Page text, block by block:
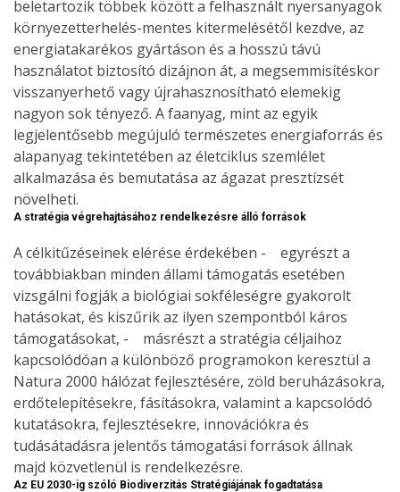
beletartozik többek között a felhasznált nyersanyagok
környezetterhelés-mentes kitermelésétől kezdve, az
energiatakarékos gyártáson és a hosszú távú
használatot biztosító dizájnon át, a megsemmisítéskor
visszanyerhető vagy újrahasznosítható elemekig
nagyon sok tényező. A faanyag, mint az egyik
legjelentősebb megújuló természetes energiaforrás és
alapanyag tekintetében az életciklus szemlélet
alkalmazása és bemutatása az ágazat presztízsét
növelheti.
A stratégia végrehajtásához rendelkezésre álló források
A célkitűzéseinek elérése érdekében - egyrészt a
továbbiakban minden állami támogatás esetében
vizsgálni fogják a biológiai sokféleségre gyakorolt
hatásokat, és kiszűrik az ilyen szempontból káros
támogatásokat, - másrészt a stratégia céljaihoz
kapcsolódóan a különböző programokon keresztül a
Natura 2000 hálózat fejlesztésére, zöld beruházásokra,
erdőtelepítésekre, fásításokra, valamint a kapcsolódó
kutatásokra, fejlesztésekre, innovációkra és
tudásátadásra jelentős támogatási források állnak
majd közvetlenül is rendelkezésre.
Az EU 2030-ig szóló Biodiverzitás Stratégiájának fogadtatása